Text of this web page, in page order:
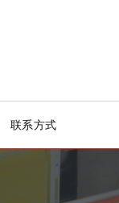
联系方式